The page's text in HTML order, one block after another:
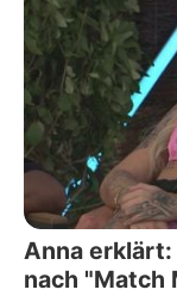
Anna erklärt:
nach "Match